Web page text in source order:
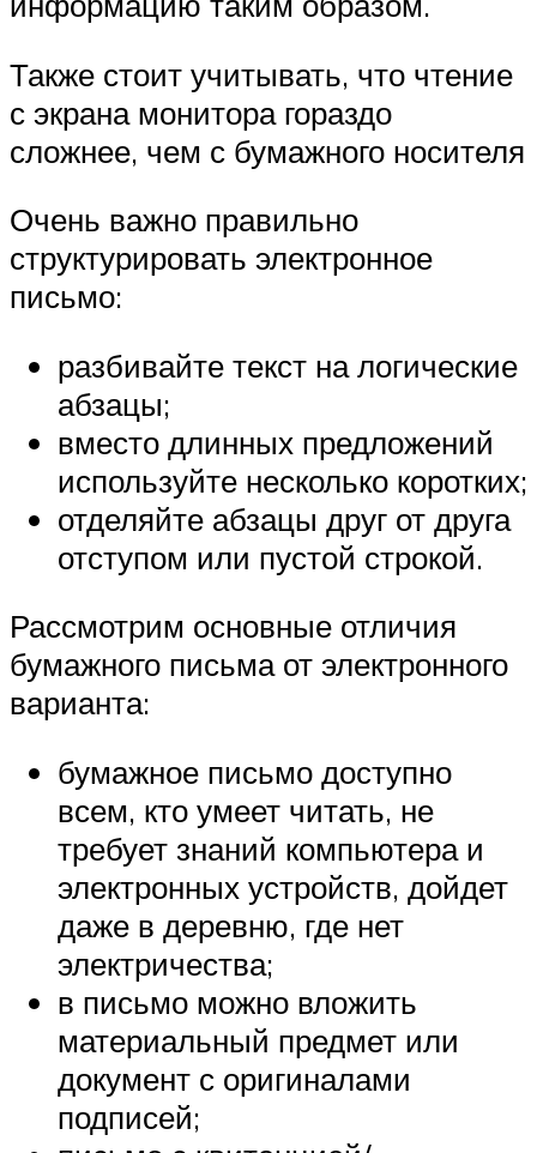
Также стоит учитывать, что чтение
с экрана монитора гораздо
сложнее, чем с бумажного носителя
Очень важно правильно
структурировать электронное
письмо:
разбивайте текст на логические
абзацы;
вместо длинных предложений
используйте несколько коротких;
отделяйте абзацы друг от друга
отступом или пустой строкой.
Рассмотрим основные отличия
бумажного письма от электронного
варианта:
бумажное письмо доступно
всем, кто умеет читать, не
требует знаний компьютера и
электронных устройств, дойдет
даже в деревню, где нет
электричества;
в письмо можно вложить
материальный предмет или
документ с оригиналами
подписей;